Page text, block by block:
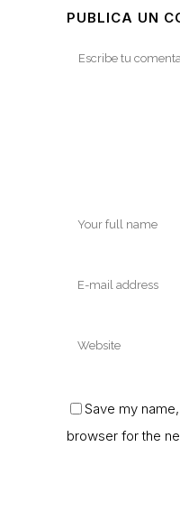
PUBLICA UN
Save my
browser for the